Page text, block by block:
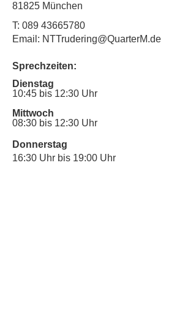
81825 München
T: 089 43665780
Email: NTTrudering@QuarterM.de
Sprechzeiten:
Dienstag
10:45 bis 12:30 Uhr
Mittwoch
08:30 bis 12:30 Uhr
Donnerstag
16:30 Uhr bis 19:00 Uhr